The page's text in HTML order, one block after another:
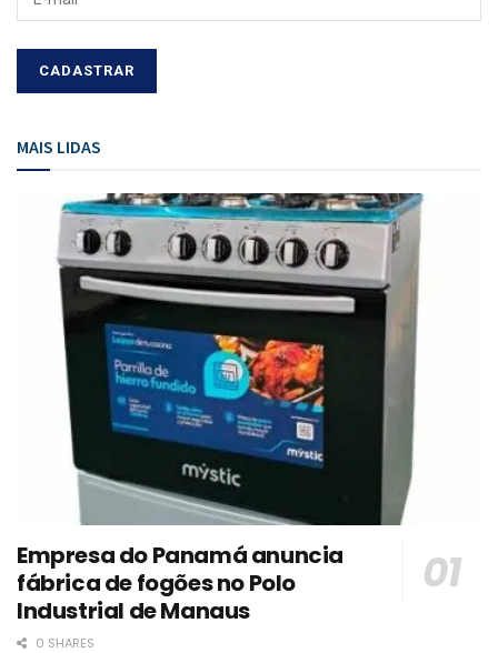
MAIS LIDAS
Empresa do Panamá anuncia
fábrica de fogões no Polo
Industrial de Manaus
0 SHARES